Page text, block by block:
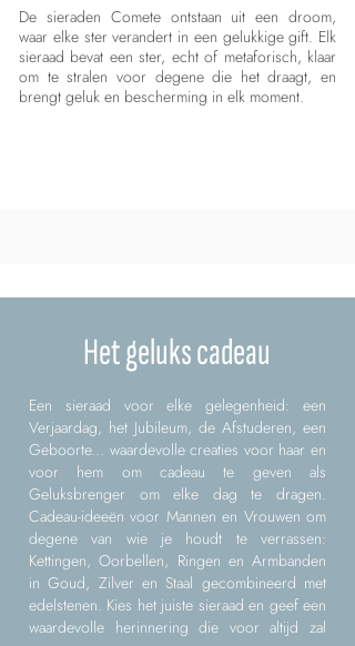
De sieraden Comete ontstaan uit een droom,
waar elke ster verandert in een gelukkige gift. Elk
sieraad bevat een ster, echt of metaforisch, klaar
om te stralen voor degene die het draagt, en
brengt geluk en bescherming in elk moment.
Het geluks cadeau
Een sieraad voor elke gelegenheid: een
Verjaardag, het Jubileum, de Afstuderen, een
Geboorte... waardevolle creaties voor haar en
voor hem om cadeau te geven als
Geluksbrenger om elke dag te dragen.
Cadeau-ideeën voor Mannen en Vrouwen om
degene van wie je houdt te verrassen:
Kettingen, Oorbellen, Ringen en Armbanden
in Goud, Zilver en Staal gecombineerd met
edelstenen. Kies het juiste sieraad en geef een
waardevolle herinnering die voor altijd zal